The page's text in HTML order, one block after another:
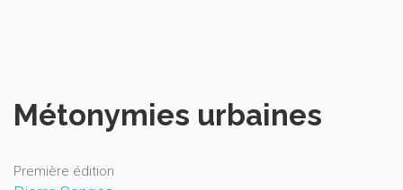
Métonymies urbaines
Première édition